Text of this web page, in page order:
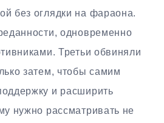
без оглядки на фараона.
одновременно
Третьи обвиняли
затем, чтобы самим
и расширить
нужно рассматривать не